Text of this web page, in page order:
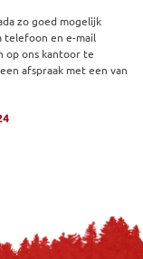
zo goed mogelijk
telefoon en e-mail
op ons kantoor te
afspraak met een van